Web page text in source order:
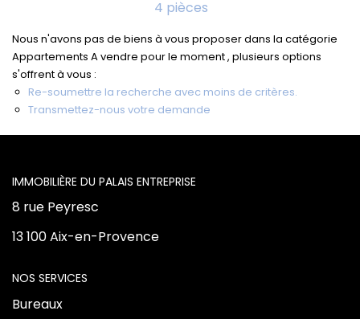
Vente Locaux D'activités
Location Locaux D'activités
ALERTE
4 pièces
Nous n'avons pas de biens à vous proposer dans la catégorie
Appartements A vendre pour le moment , plusieurs options
s'offrent à vous :
Re-soumettre la recherche avec moins de critères.
Transmettez-nous votre demande
L'AGENCE
8 rue Peyresc
13 100 Aix-en-Provence
NOS SERVICES
Bureaux